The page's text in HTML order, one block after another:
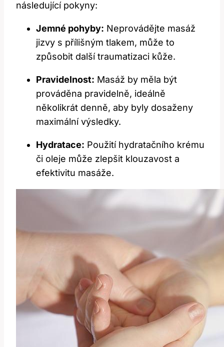
následující pokyny:
Jemné pohyby: Neprovádějte masáž
jizvy s přílišným tlakem, může to
způsobit další traumatizaci kůže.
Pravidelnost: Masáž by měla být
prováděna pravidelně, ideálně
několikrát denně, aby byly dosaženy
maximální výsledky.
Hydratace: Použití hydratačního krému
či oleje může zlepšit klouzavost a
efektivitu masáže.